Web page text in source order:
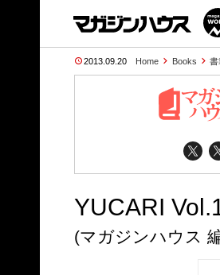
2013.09.20 Home Books 書
YUCARI
(マガジンハウス